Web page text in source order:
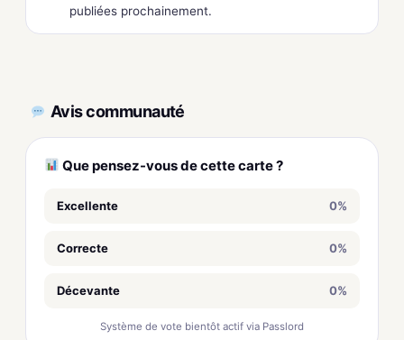
publiées prochainement.
Avis communauté
Que pensez-vous de cette carte ?
Excellente 0%
Correcte 0%
Décevante 0%
Système de vote bientôt actif via Passlord